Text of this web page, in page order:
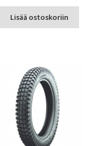
Lisää ostoskoriin